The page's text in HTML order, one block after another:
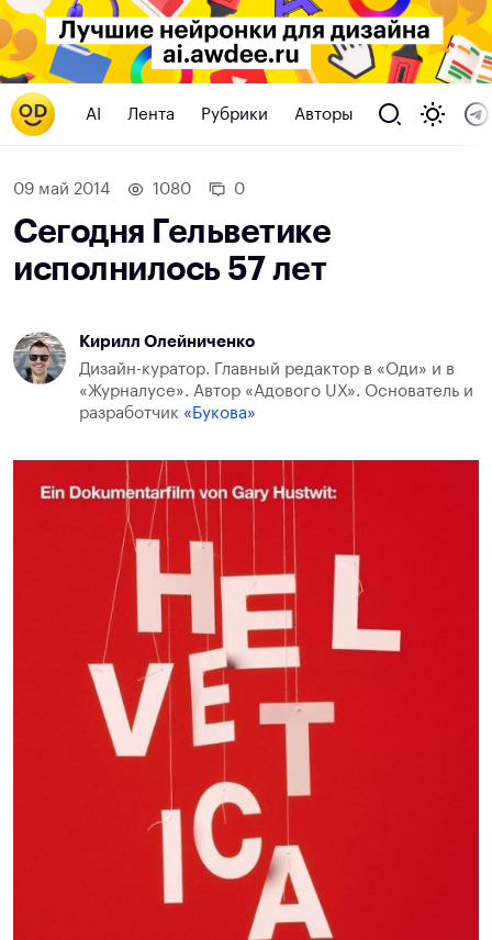
AI Лента Рубрики Авторы
09 май 2014 1080 0
Сегодня Гельветике
исполнилось 57 лет
Кирилл Олейниченко
Дизайн-куратор. Главный редактор в «Оди» и в
«Журналусе». Автор «Адового UX». Основатель и
разработчик «Букова»